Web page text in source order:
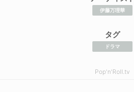
伊藤万理華
タグ
ドラマ
Pop'n'Roll.tv